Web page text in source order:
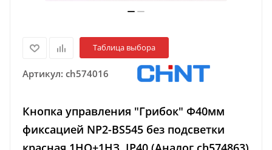
Таблица выбора
Артикул: ch574016
Кнопка управления "Грибок" Φ40мм
фиксацией NP2-BS545 без подсветки